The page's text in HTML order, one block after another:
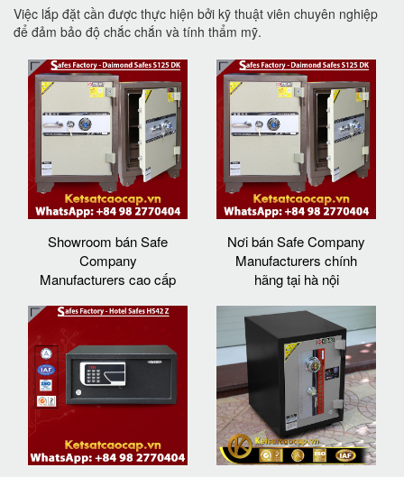
Việc lắp đặt cần được thực hiện bởi kỹ thuật viên chuyên nghiệp
để đảm bảo độ chắc chắn và tính thẩm mỹ.
Showroom bán Safe
Company
Manufacturers cao cấp
Nơi bán Safe Company
Manufacturers chính
hãng tại hà nội